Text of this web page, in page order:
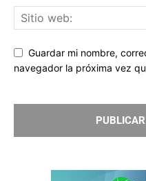
Guardar mi nombre,
navegador la próxima vez